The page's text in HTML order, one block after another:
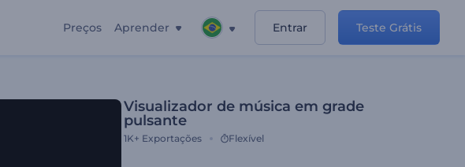
Preços Aprender Entrar Teste Grátis
Visualizador de música em grade
pulsante
1K+ Exportações Flexível